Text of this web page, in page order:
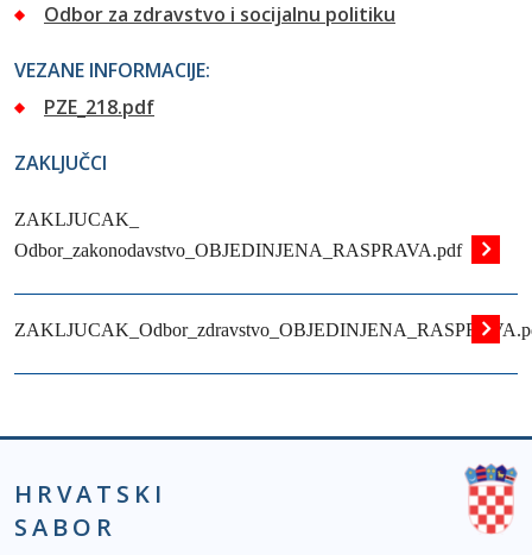
Odbor za zdravstvo i socijalnu politiku
VEZANE INFORMACIJE:
PZE_218.pdf
ZAKLJUČCI
ZAKLJUCAK_
Odbor_zakonodavstvo_OBJEDINJENA_RASPRAVA.pdf
HRVATSKI
SABOR